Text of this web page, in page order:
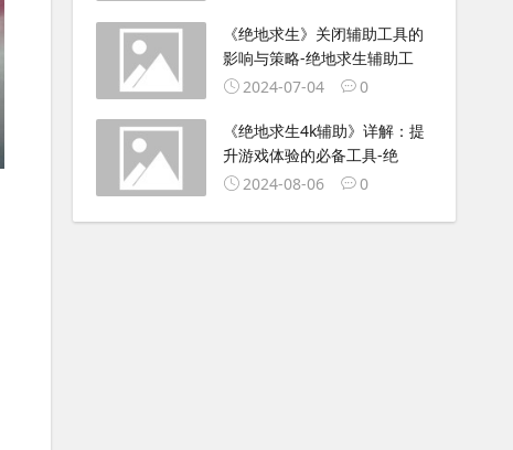
《绝地求生》关闭辅助工具的
影响与策略-绝地求生辅助工
2024-07-04
0
《绝地求生4k辅助》详解：提
升游戏体验的必备工具-绝
2024-08-06
0